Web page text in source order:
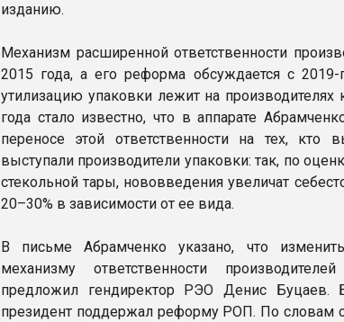
изданию.
Механизм расширенной ответственности
2015 года, а его реформа обсуждается с 2019-
утилизацию упаковки лежит на
года стало известно, что в аппарате
переносе этой ответственности на тех, кто
выступали производители упаковки: так, по
стекольной тары, нововведения увеличат
20–30% в зависимости от ее вида.
В письме Абрамченко указано, что
механизму ответственности
предложил гендиректор РЭО Денис Буцаев.
президент поддержал реформу РОП. По словам